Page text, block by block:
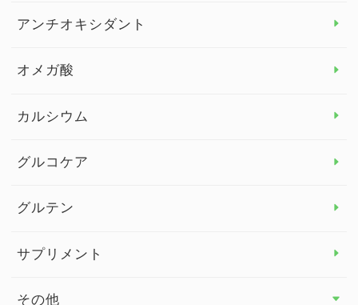
アレルギー トップ
アンチオキシダント
オメガ酸
カルシウム
グルコケア
グルテン
サプリメント
その他